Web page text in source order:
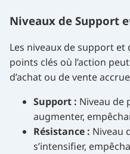
Niveaux de Support
Les niveaux de support et
points clés où l’action
d’achat ou de vente
Support : Niveau de
augmenter,
Résistance : Niveau
s’intensifier,